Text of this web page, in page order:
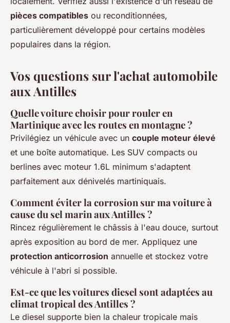
pièces compatibles ou reconditionnées,
particulièrement développé pour certains modèles
populaires dans la région.
Vos questions sur l'achat automobile
aux Antilles
Quelle voiture choisir pour rouler en
Martinique avec les routes en montagne ?
Privilégiez un véhicule avec un couple moteur élevé
et une boîte automatique. Les SUV compacts ou
berlines avec moteur 1.6L minimum s'adaptent
parfaitement aux dénivelés martiniquais.
Comment éviter la corrosion sur ma voiture à
cause du sel marin aux Antilles ?
Rincez régulièrement le châssis à l'eau douce, surtout
après exposition au bord de mer. Appliquez une
protection anticorrosion annuelle et stockez votre
véhicule à l'abri si possible.
Est-ce que les voitures diesel sont adaptées au
climat tropical des Antilles ?
Le diesel supporte bien la chaleur tropicale mais